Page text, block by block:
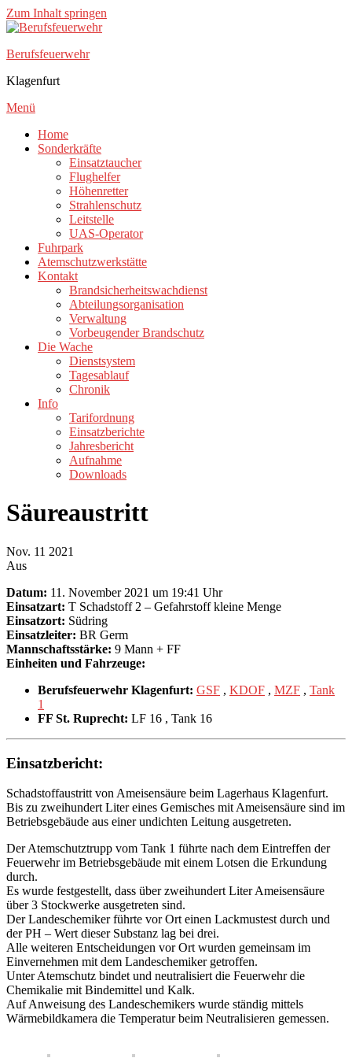
Zum Inhalt springen
Berufsfeuerwehr
Klagenfurt
Menü
Home
Sonderkräfte
Einsatztaucher
Flughelfer
Höhenretter
Strahlenschutz
Leitstelle
UAS-Operator
Fuhrpark
Atemschutzwerkstätte
Kontakt
Brandsicherheitswachdienst
Abteilungsorganisation
Verwaltung
Vorbeugender Brandschutz
Die Wache
Dienstsystem
Tagesablauf
Chronik
Info
Tarifordnung
Einsatzberichte
Jahresbericht
Aufnahme
Downloads
Säureaustritt
Nov. 11 2021
Aus
Datum: 11. November 2021 um 19:41 Uhr
Einsatzart: T Schadstoff 2 – Gefahrstoff kleine Menge
Einsatzort: Südring
Einsatzleiter: BR Germ
Mannschaftsstärke: 9 Mann + FF
Einheiten und Fahrzeuge:
Berufsfeuerwehr Klagenfurt: GSF , KDOF , MZF , Tank
1
FF St. Ruprecht: LF 16 , Tank 16
Einsatzbericht:
Schadstoffaustritt von Ameisensäure beim Lagerhaus Klagenfurt.
Bis zu zweihundert Liter eines Gemisches mit Ameisensäure sind im
Betriebsgebäude aus einer undichten Leitung ausgetreten.
Der Atemschutztrupp vom Tank 1 führte nach dem Eintreffen der
Feuerwehr im Betriebsgebäude mit einem Lotsen die Erkundung
durch.
Es wurde festgestellt, dass über zweihundert Liter Ameisensäure
über 3 Stockwerke ausgetreten sind.
Der Landeschemiker führte vor Ort einen Lackmustest durch und
der PH – Wert dieser Substanz lag bei drei.
Alle weiteren Entscheidungen vor Ort wurden gemeinsam im
Einvernehmen mit dem Landeschemiker getroffen.
Unter Atemschutz bindet und neutralisiert die Feuerwehr die
Chemikalie mit Bindemittel und Kalk.
Auf Anweisung des Landeschemikers wurde ständig mittels
Wärmebildkamera die Temperatur beim Neutralisieren gemessen.